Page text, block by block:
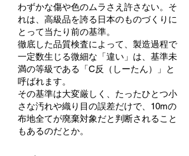
わずかな傷や色のムラさえ許さない。そ
れは、高級品を誇る日本のものづくりに
とって当たり前の基準。
徹底した品質検査によって、製造過程で
一定数生じる微細な「違い」は、基準未
満の等級である「C反（しーたん）」と
呼ばれます。
その基準は大変厳しく、たったひとつ小
さな汚れや織り目の誤差だけで、10mの
布地全てが廃棄対象だと判断されること
もあるのだとか。